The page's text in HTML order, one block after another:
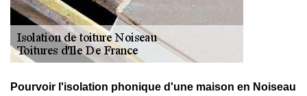
Pourvoir l'isolation phonique d'une maison en Noiseau